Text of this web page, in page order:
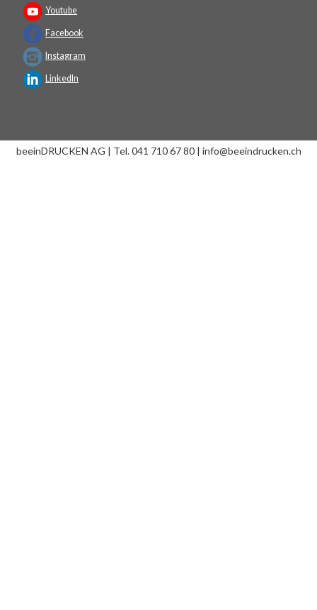
Youtube
Facebook
Instagram
LinkedIn
beeinDRUCKEN AG | Tel. 041 710 67 80 | info@beeindrucken.ch